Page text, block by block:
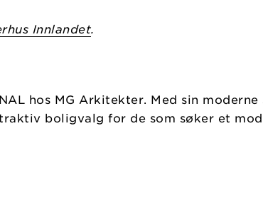
Innlandet.
hos MG Arkitekter. Med sin
boligvalg for de som søker et